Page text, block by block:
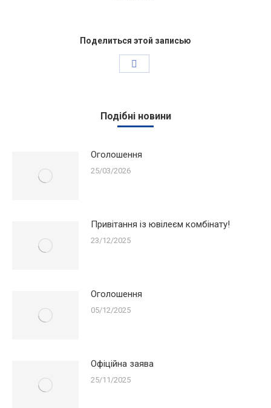
Поделиться этой записью
Подібні новини
Оголошення
25/03/2026
Привітання із ювілеєм комбінату!
23/12/2025
Оголошення
05/12/2025
Офіційна заява
25/11/2025